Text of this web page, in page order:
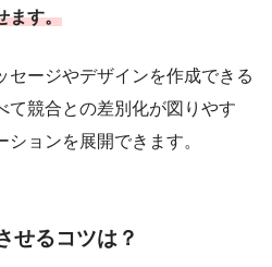
ます。
セージやデザインを作成できる
て競合との差別化が図りやす
ョンを展開できます。
せるコツは？